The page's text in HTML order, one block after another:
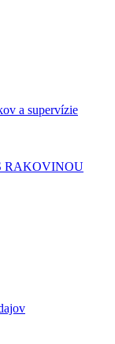
a supervízie
RAKOVINOU